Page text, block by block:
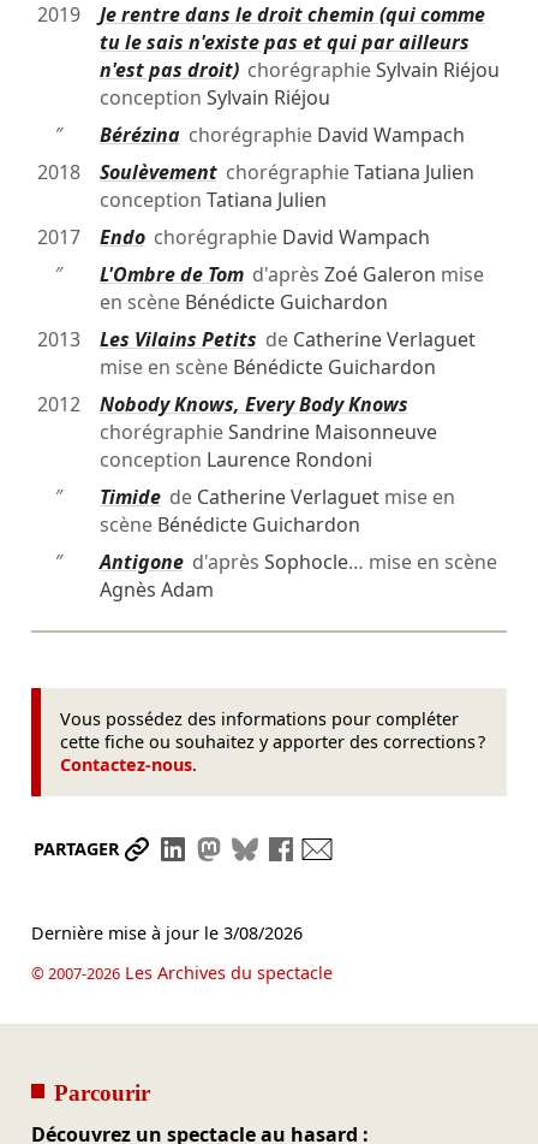
2019
Je rentre dans le droit chemin (qui comme
tu le sais n'existe pas et qui par ailleurs
n'est pas droit)chorégraphieSylvain Riéjou
conception Sylvain Riéjou
″
Bérézinachorégraphie David Wampach
2018
SoulèvementchorégraphieTatiana Julien
conception Tatiana Julien
2017
Endochorégraphie David Wampach
″
L'Ombre de Tomd'après Zoé Galeron mise
en scène Bénédicte Guichardon
2013
Les Vilains Petits de Catherine Verlaguet
mise en scène Bénédicte Guichardon
2012
Nobody Knows, Every Body Knows
chorégraphieSandrine Maisonneuve
conception Laurence Rondoni
″
Timidede Catherine Verlaguetmise en
scène Bénédicte Guichardon
″
Antigoned'après Sophocle… mise en scène
Agnès Adam
Vous possédez des informations pour compléter
cette fiche ou souhaitez y apporter des corrections ?
Contactez-nous.
PARTAGER Partager le lien
Partager sur LinkedIn
Partager sur Mastodon
Partager sur Bluesky
Partager sur Facebook
Dernière mise à jour le 3/08/2026
© 2007-2026Les Archives du spectacle
Parcourir
Découvrez un spectacle au hasard :